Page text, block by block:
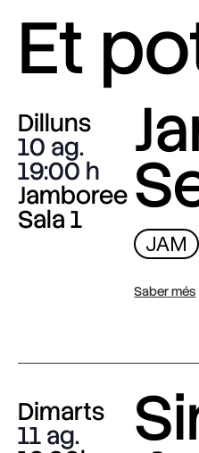
Et
Dilluns
10 ag.
19:00
Jamboree
Sala 1
JAM
Saber més
Dimarts
11 ag.